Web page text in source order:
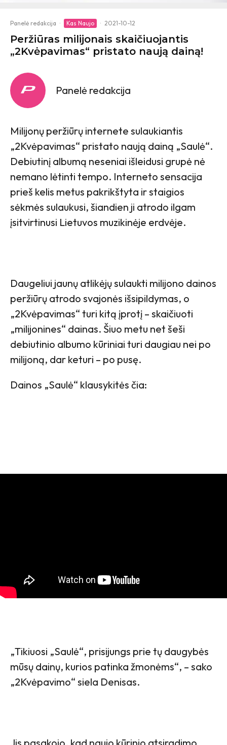
Panelė redakcija · Kas Naujo · 2021-10-12
Peržiūras milijonais skaičiuojantis
„2Kvėpavimas“ pristato naują dainą!
Panelė redakcija
Milijonų peržiūrų internete sulaukiantis
„2Kvėpavimas“ pristato naują dainą „Saulė“.
Debiutinį albumą neseniai išleidusi grupė nė
nemano lėtinti tempo. Interneto sensacija
prieš kelis metus pakrikštyta ir staigios
sėkmės sulaukusi, šiandien ji atrodo ilgam
įsitvirtinusi Lietuvos muzikinėje erdvėje.
Daugeliui jaunų atlikėjų sulaukti milijono dainos
peržiūrų atrodo svajonės išsipildymas, o
„2Kvėpavimas“ turi kitą įprotį – skaičiuoti
„milijonines“ dainas. Šiuo metu net šeši
debiutinio albumo kūriniai turi daugiau nei po
milijoną, dar keturi – po pusę.
Dainos „Saulė“ klausykitės čia:
„Tikiuosi „Saulė“, prisijungs prie tų daugybės
mūsų dainų, kurios patinka žmonėms“, – sako
„2Kvėpavimo“ siela Denisas.